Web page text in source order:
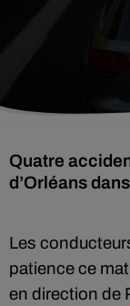
Quatre
d’Orléans
Les
patience ce
en direction de